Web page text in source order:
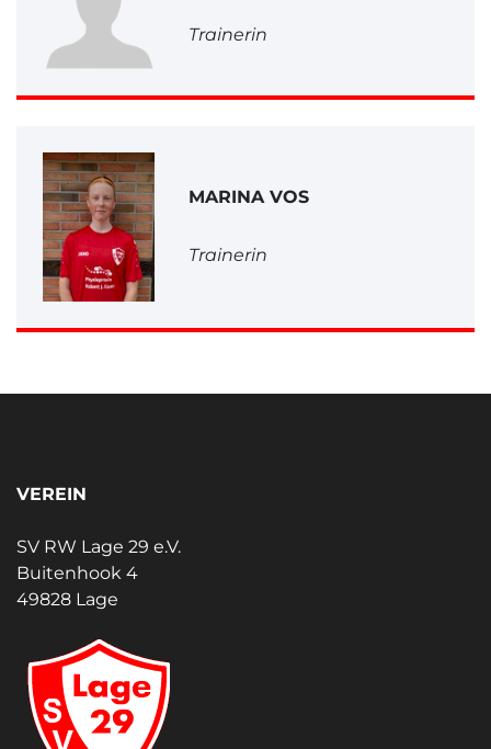
Trainerin
MARINA VOS
Trainerin
VEREIN
SV RW Lage 29 e.V.
Buitenhook 4
49828 Lage